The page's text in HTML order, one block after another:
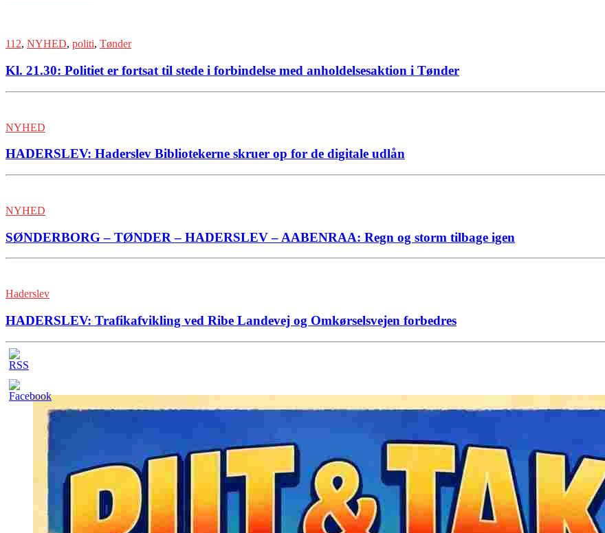
112, NYHED, politi, Tønder
Kl. 21.30: Politiet er fortsat til stede i forbindelse med anholdelsesaktion i Tønder
NYHED
HADERSLEV: Haderslev Bibliotekerne skruer op for de digitale udlån
NYHED
SØNDERBORG – TØNDER – HADERSLEV – AABENRAA: Regn og storm tilbage igen
Haderslev
HADERSLEV: Trafikafvikling ved Ribe Landevej og Omkørselsvejen forbedres